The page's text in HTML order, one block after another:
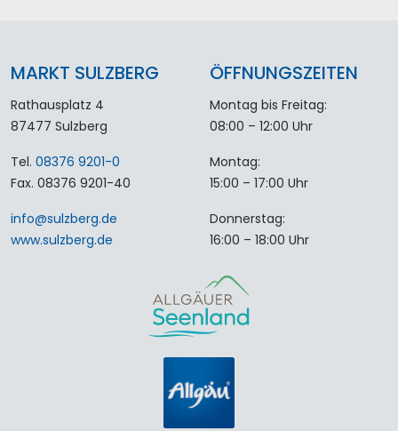
MARKT SULZBERG
Rathausplatz 4
87477 Sulzberg
Tel. 08376 9201-0
Fax. 08376 9201-40
info@sulzberg.de
www.sulzberg.de
ÖFFNUNGSZEITEN
Montag bis Freitag:
08:00 – 12:00 Uhr
Montag:
15:00 – 17:00 Uhr
Donnerstag:
16:00 – 18:00 Uhr